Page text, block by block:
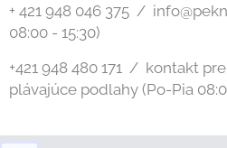
+ 421 948 046 375 /
08:00 - 15:30)
+421 948 480 171 / kontakt
plávajúce podlahy (Po-Pia